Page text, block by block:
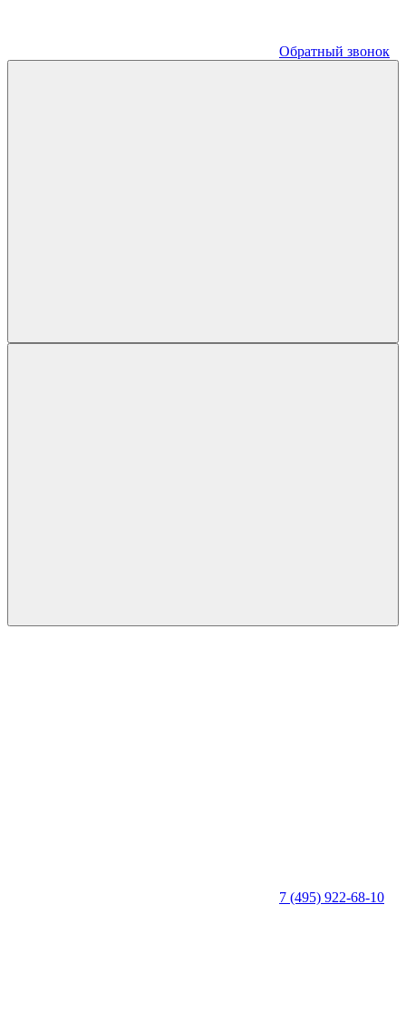
Обратный звонок
7 (495) 922-68-10